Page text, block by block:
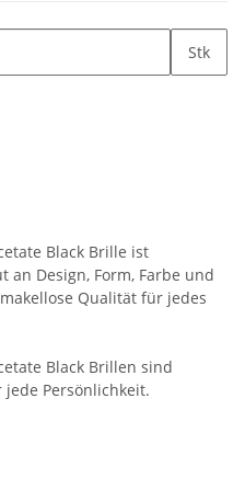
Stk
Black Brille ist
Design, Form, Farbe und
Qualität für jedes
Black Brillen sind
Persönlichkeit.